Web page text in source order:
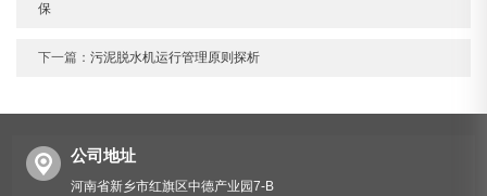
保
下一篇：污泥脱水机运行管理原则探析
公司地址
河南省新乡市红旗区中德产业园7-B